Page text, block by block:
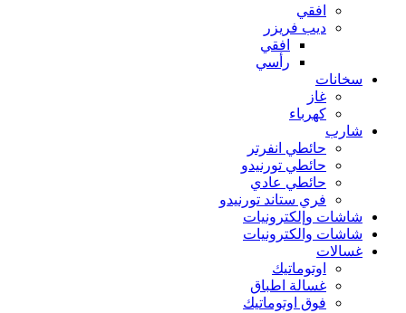
افقي
ديب فريزر
افقي
رأسي
سخانات
غاز
كهرباء
شارب
حائطي انفرتر
حائطي تورنيدو
حائطي عادي
فري ستاند تورنيدو
شاشات وإلكترونيات
شاشات والكترونيات
غسالات
اوتوماتيك
غسالة اطباق
فوق اوتوماتيك